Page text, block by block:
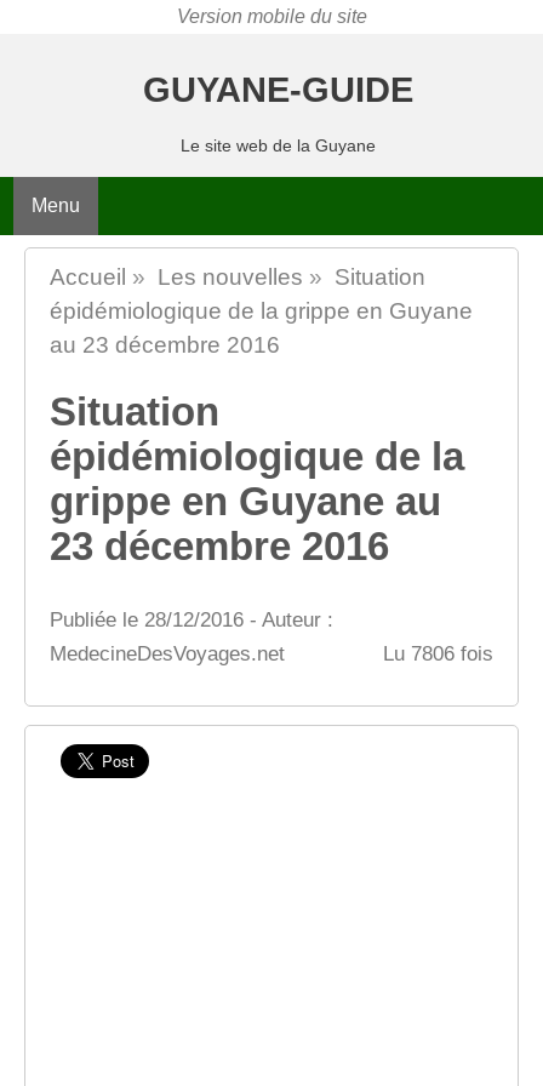
GUYANE-GUIDE
Le site web de la Guyane
Menu
Accueil » Les nouvelles » Situation
épidémiologique de la grippe en Guyane
au 23 décembre 2016
Situation
épidémiologique de la
grippe en Guyane au
23 décembre 2016
Publiée le 28/12/2016 - Auteur :
MedecineDesVoyages.net
Lu 7806 fois